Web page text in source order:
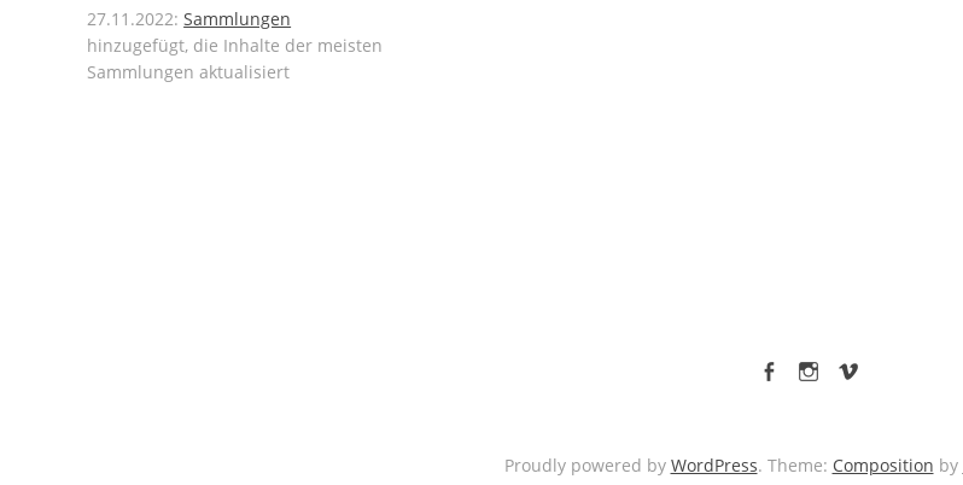
27.11.2022:Sammlungen
hinzugefügt, die Inhalte der meisten
Sammlungen aktualisiert
Proudly powered by WordPress. Theme: Composition by